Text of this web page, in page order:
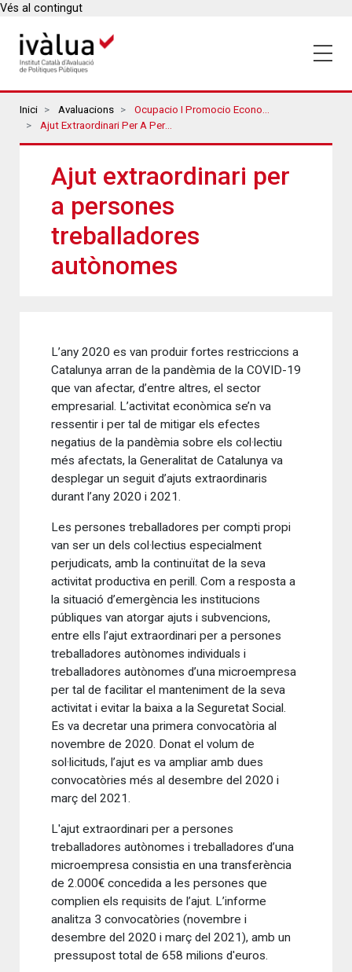
Vés al contingut
Breadcrumbs
Inici Avaluacions
Ocupacio I Promocio Economica
Ajut Extraordinari Per A Persones Treballadores Autònomes
Ajut extraordinari per
a persones
treballadores
autònomes
L’any 2020 es van produir fortes restriccions a
Catalunya arran de la pandèmia de la COVID-19
que van afectar, d’entre altres, el sector
empresarial. L’activitat econòmica se’n va
ressentir i per tal de mitigar els efectes
negatius de la pandèmia sobre els col·lectiu
més afectats, la Generalitat de Catalunya va
desplegar un seguit d’ajuts extraordinaris
durant l’any 2020 i 2021.
Les persones treballadores per compti propi
van ser un dels col·lectius especialment
perjudicats, amb la continuïtat de la seva
activitat productiva en perill. Com a resposta a
la situació d’emergència les institucions
públiques van atorgar ajuts i subvencions,
entre ells l’ajut extraordinari per a persones
treballadores autònomes individuals i
treballadores autònomes d’una microempresa
per tal de facilitar el manteniment de la seva
activitat i evitar la baixa a la Seguretat Social.
Es va decretar una primera convocatòria al
novembre de 2020. Donat el volum de
sol·licituds, l’ajut es va ampliar amb dues
convocatòries més al desembre del 2020 i
març del 2021.
L'ajut extraordinari per a persones
treballadores autònomes i treballadores d’una
microempresa consistia en una transferència
de 2.000€ concedida a les persones que
complien els requisits de l’ajut. L’informe
analitza 3 convocatòries (novembre i
desembre del 2020 i març del 2021), amb un
pressupost total de 658 milions d'euros.